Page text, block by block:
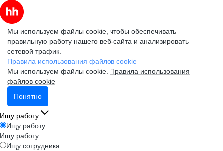
Мы используем файлы cookie, чтобы обеспечивать
правильную работу нашего веб-сайта и анализировать
сетевой трафик.
Правила использования файлов cookie
Мы используем файлы cookie. Правила использования
файлов cookie
Понятно
Ищу работу
Ищу работу
Ищу работу
Ищу сотрудника